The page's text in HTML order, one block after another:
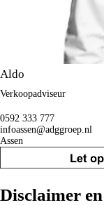
Aldo
Verkoopadviseur
0592 333 777
infoassen@adggroep.nl
Assen
Disclaimer